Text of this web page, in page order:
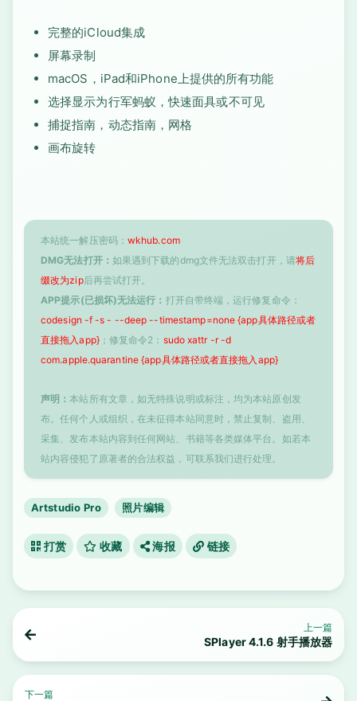
完整的iCloud集成
屏幕录制
macOS，iPad和iPhone上提供的所有功能
选择显示为行军蚂蚁，快速面具或不可见
捕捉指南，动态指南，网格
画布旋转
本站统一解压密码： wkhub.com
DMG无法打开： 如果遇到下载的dmg文件无法双击打开，请将后
缀改为zip后再尝试打开。
APP提示(已损坏)无法运行： 打开自带终端，运行修复命令：
codesign -f -s - --deep --timestamp=none {app具体路径或者
直接拖入app}；修复命令2： sudo xattr -r -d
com.apple.quarantine {app具体路径或者直接拖入app}
声明：本站所有文章，如无特殊说明或标注，均为本站原创发
布。任何个人或组织，在未征得本站同意时，禁止复制、盗用、
采集、发布本站内容到任何网站、书籍等各类媒体平台。如若本
站内容侵犯了原著者的合法权益，可联系我们进行处理。
Artstudio Pro 照片编辑
打赏 收藏 海报 链接
上一篇
SPlayer 4.1.6 射手播放器
下一篇